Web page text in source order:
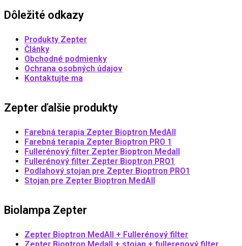
Dôležité odkazy
Produkty Zepter
Články
Obchodné podmienky
Ochrana osobných údajov
Kontaktujte ma
Zepter ďalšie produkty
Farebná terapia Zepter Bioptron MedAll
Farebná terapia Zepter Bioptron PRO 1
Fullerénový filter Zepter Bioptron Medall
Fullerénový filter Zepter Bioptron PRO1
Podlahový stojan pre Zepter Bioptron PRO1
Stojan pre Zepter Bioptron MedAll
Biolampa Zepter
Zepter Bioptron MedAll + Fullerénový filter